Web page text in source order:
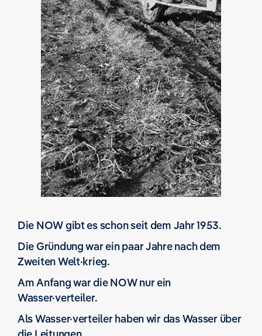
Die NOW gibt es schon seit dem Jahr 1953.
Die Gründung war ein paar Jahre nach dem
Zweiten Welt·krieg.
Am Anfang war die NOW nur ein
Wasser·verteiler.
Als Wasser·verteiler haben wir das Wasser über